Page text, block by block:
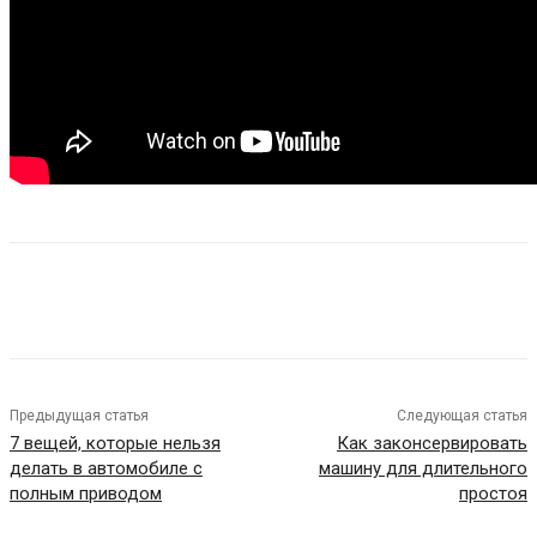
Предыдущая статья
7 вещей, которые нельзя
делать в автомобиле с
полным приводом
Следующая статья
Как законсервировать
машину для длительного
простоя